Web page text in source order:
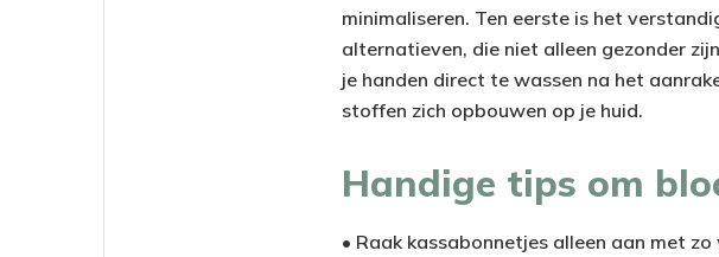
minimaliseren. Ten eerste is het
alternatieven, die niet alleen gezonder
je handen direct te wassen na het
stoffen zich opbouwen op je huid.
Handige tips om
• Raak kassabonnetjes alleen aan met